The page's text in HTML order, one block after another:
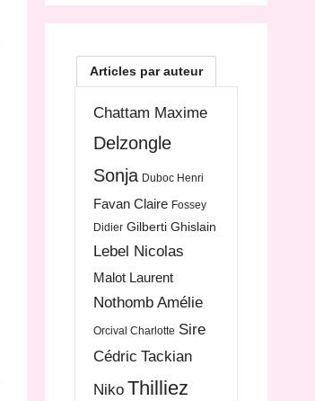
Articles par auteur
Chattam Maxime
Delzongle
Sonja Duboc Henri
Favan Claire Fossey
Didier Gilberti Ghislain
Lebel Nicolas
Malot Laurent
Nothomb Amélie
Orcival Charlotte Sire
Cédric Tackian
Niko Thilliez